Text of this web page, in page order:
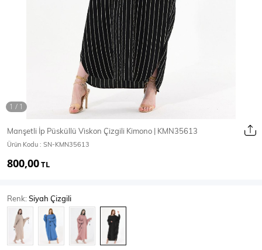
Mont & Kaban Yağmurluk
T-Shirt
Body Atlet
Manşetli İp Püsküllü Viskon Çizgili Kimono | KMN35613
Ürün Kodu : SN-KMN35613
800,00TL
Renk:Siyah Çizgili